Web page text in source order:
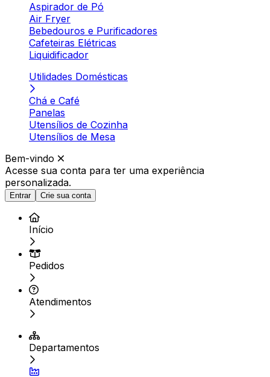
Aspirador de Pó
Air Fryer
Bebedouros e Purificadores
Cafeteiras Elétricas
Liquidificador
Utilidades Domésticas
Chá e Café
Panelas
Utensílios de Cozinha
Utensílios de Mesa
Bem-vindo
Acesse sua conta para ter uma experiência
personalizada.
Entrar Crie sua conta
Início
Pedidos
Atendimentos
Departamentos